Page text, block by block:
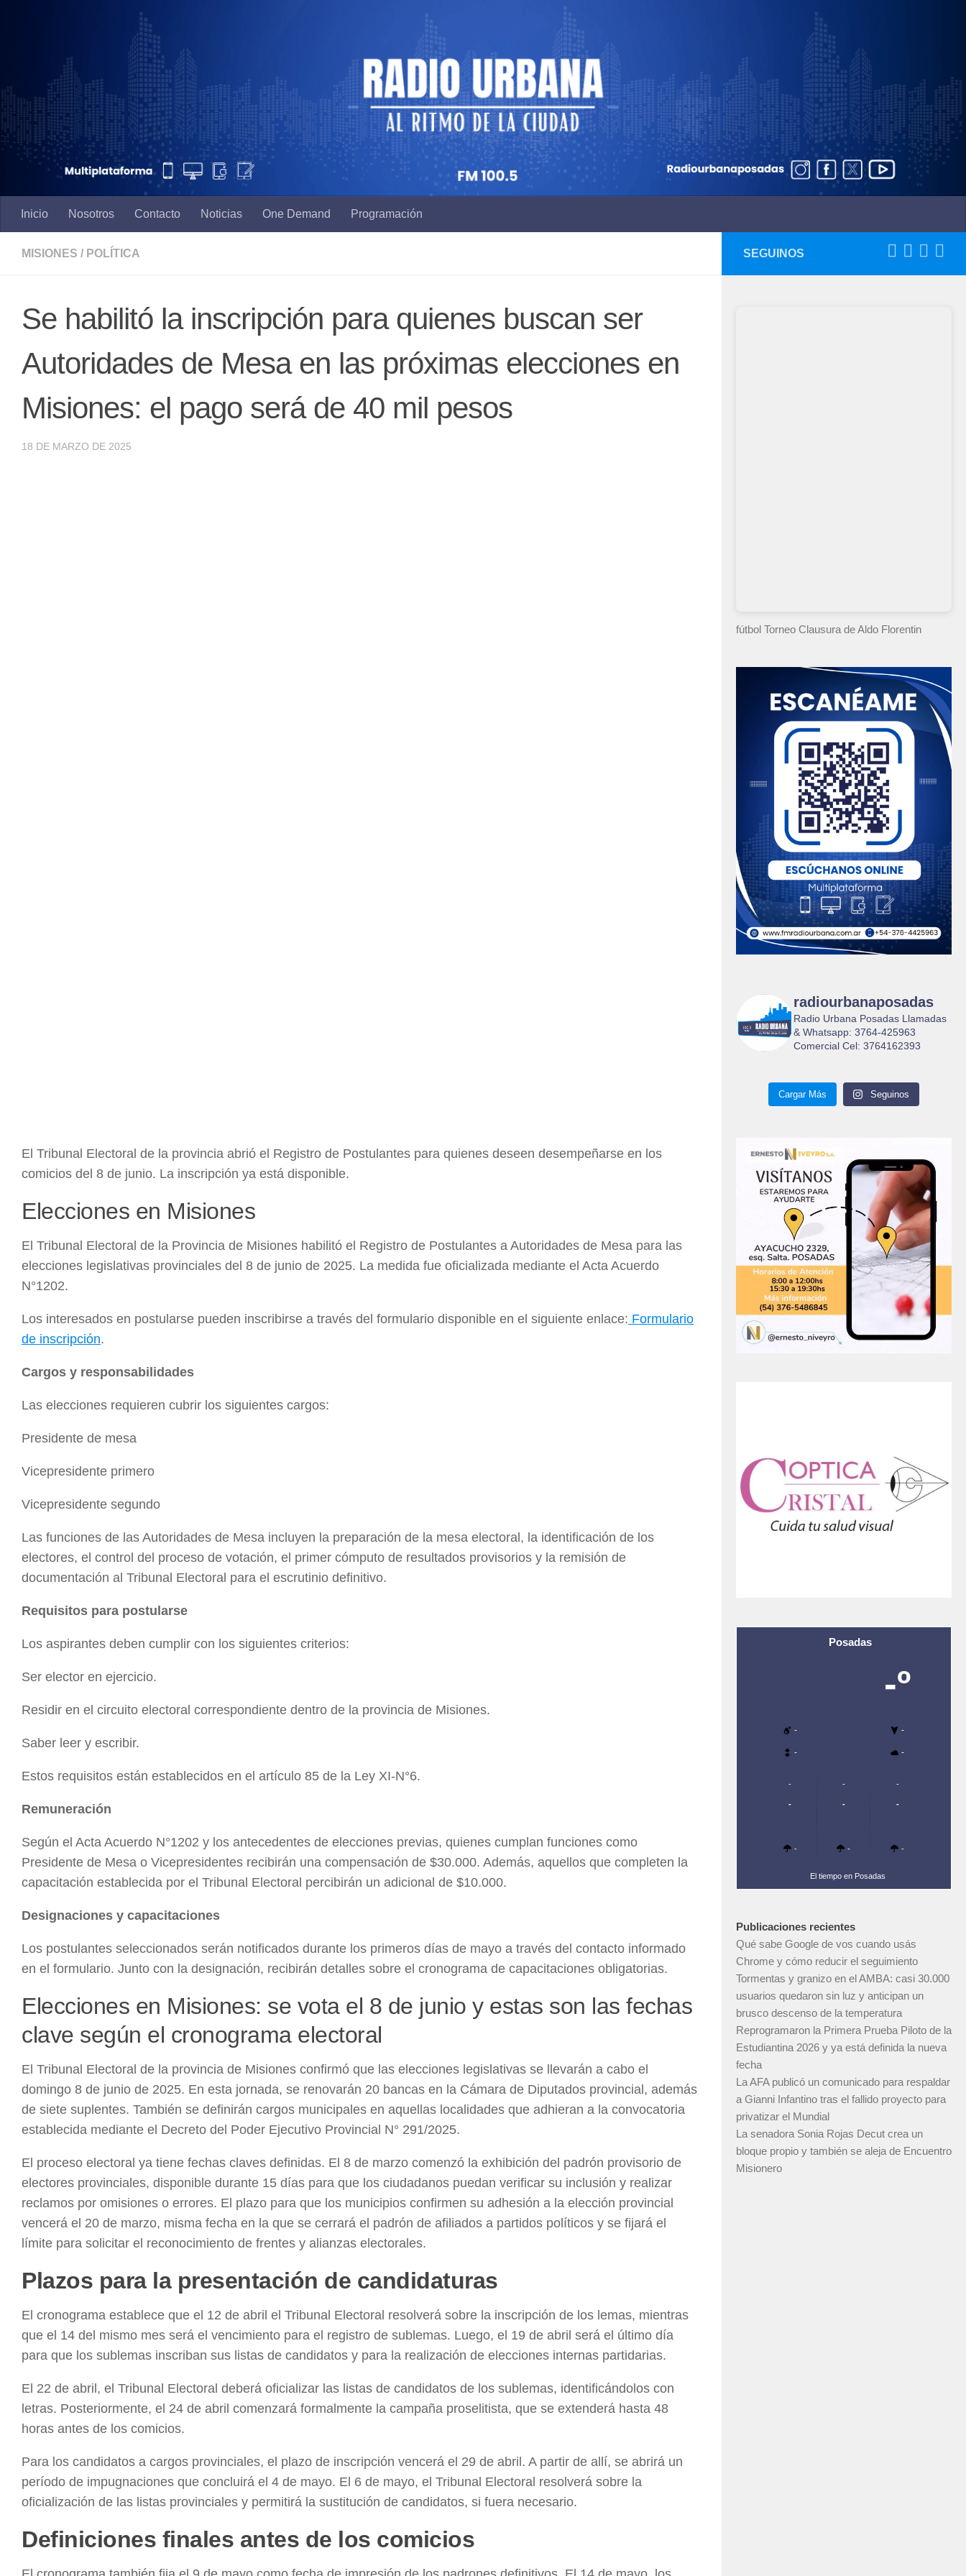
Inicio Nosotros Contacto Noticias One Demand Programación
MISIONES / POLÍTICA
Se habilitó la inscripción para quienes buscan ser
Autoridades de Mesa en las próximas elecciones en
Misiones: el pago será de 40 mil pesos
18 DE MARZO DE 2025
El Tribunal Electoral de la provincia abrió el Registro de Postulantes para quienes deseen desempeñarse en los
comicios del 8 de junio. La inscripción ya está disponible.
Elecciones en Misiones
El Tribunal Electoral de la Provincia de Misiones habilitó el Registro de Postulantes a Autoridades de Mesa para las
elecciones legislativas provinciales del 8 de junio de 2025. La medida fue oficializada mediante el Acta Acuerdo
N°1202.
Los interesados en postularse pueden inscribirse a través del formulario disponible en el siguiente enlace: Formulario
de inscripción.
Cargos y responsabilidades
Las elecciones requieren cubrir los siguientes cargos:
Presidente de mesa
Vicepresidente primero
Vicepresidente segundo
Las funciones de las Autoridades de Mesa incluyen la preparación de la mesa electoral, la identificación de los
electores, el control del proceso de votación, el primer cómputo de resultados provisorios y la remisión de
documentación al Tribunal Electoral para el escrutinio definitivo.
Requisitos para postularse
Los aspirantes deben cumplir con los siguientes criterios:
Ser elector en ejercicio.
Residir en el circuito electoral correspondiente dentro de la provincia de Misiones.
Saber leer y escribir.
Estos requisitos están establecidos en el artículo 85 de la Ley XI-N°6.
Remuneración
Según el Acta Acuerdo N°1202 y los antecedentes de elecciones previas, quienes cumplan funciones como
Presidente de Mesa o Vicepresidentes recibirán una compensación de $30.000. Además, aquellos que completen la
capacitación establecida por el Tribunal Electoral percibirán un adicional de $10.000.
Designaciones y capacitaciones
Los postulantes seleccionados serán notificados durante los primeros días de mayo a través del contacto informado
en el formulario. Junto con la designación, recibirán detalles sobre el cronograma de capacitaciones obligatorias.
Elecciones en Misiones: se vota el 8 de junio y estas son las fechas
clave según el cronograma electoral
El Tribunal Electoral de la provincia de Misiones confirmó que las elecciones legislativas se llevarán a cabo el
domingo 8 de junio de 2025. En esta jornada, se renovarán 20 bancas en la Cámara de Diputados provincial, además
de siete suplentes. También se definirán cargos municipales en aquellas localidades que adhieran a la convocatoria
establecida mediante el Decreto del Poder Ejecutivo Provincial N° 291/2025.
El proceso electoral ya tiene fechas claves definidas. El 8 de marzo comenzó la exhibición del padrón provisorio de
electores provinciales, disponible durante 15 días para que los ciudadanos puedan verificar su inclusión y realizar
reclamos por omisiones o errores. El plazo para que los municipios confirmen su adhesión a la elección provincial
vencerá el 20 de marzo, misma fecha en la que se cerrará el padrón de afiliados a partidos políticos y se fijará el
límite para solicitar el reconocimiento de frentes y alianzas electorales.
Plazos para la presentación de candidaturas
El cronograma establece que el 12 de abril el Tribunal Electoral resolverá sobre la inscripción de los lemas, mientras
que el 14 del mismo mes será el vencimiento para el registro de sublemas. Luego, el 19 de abril será el último día
para que los sublemas inscriban sus listas de candidatos y para la realización de elecciones internas partidarias.
El 22 de abril, el Tribunal Electoral deberá oficializar las listas de candidatos de los sublemas, identificándolos con
letras. Posteriormente, el 24 de abril comenzará formalmente la campaña proselitista, que se extenderá hasta 48
horas antes de los comicios.
Para los candidatos a cargos provinciales, el plazo de inscripción vencerá el 29 de abril. A partir de allí, se abrirá un
período de impugnaciones que concluirá el 4 de mayo. El 6 de mayo, el Tribunal Electoral resolverá sobre la
oficialización de las listas provinciales y permitirá la sustitución de candidatos, si fuera necesario.
Definiciones finales antes de los comicios
SEGUINOS
fútbol Torneo Clausurade Aldo Florentin
radiourbanaposadas
Radio Urbana Posadas Llamadas
& Whatsapp: 3764-425963
Comercial Cel: 3764162393
Cargar Más Seguinos
Posadas
-º
- -
- -
-
-
-
-
-
-
-
-
-
El tiempo en Posadas
Publicaciones recientes
Qué sabe Google de vos cuando usás
Chrome y cómo reducir el seguimiento
Tormentas y granizo en el AMBA: casi 30.000
usuarios quedaron sin luz y anticipan un
brusco descenso de la temperatura
Reprogramaron la Primera Prueba Piloto de la
Estudiantina 2026 y ya está definida la nueva
fecha
La AFA publicó un comunicado para respaldar
a Gianni Infantino tras el fallido proyecto para
privatizar el Mundial
La senadora Sonia Rojas Decut crea un
bloque propio y también se aleja de Encuentro
Misionero